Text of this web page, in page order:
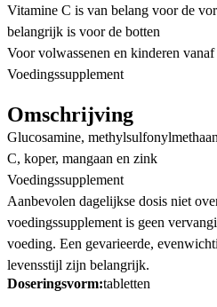
Vitamine C is van belang voor de
belangrijk is voor de botten
Voor volwassenen en kinderen vanaf
Voedingssupplement
Omschrijving
Glucosamine,
C, koper, mangaan en zink
Voedingssupplement
Aanbevolen dagelijkse dosis niet
voedingssupplement is geen
voeding. Een gevarieerde,
levensstijl zijn belangrijk.
Doseringsvorm:tabletten